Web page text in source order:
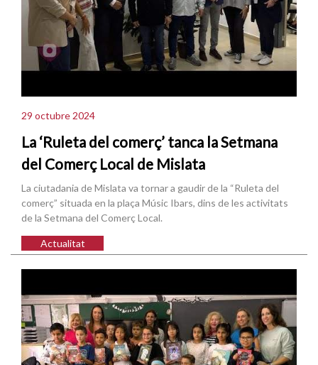
29 octubre 2024
La ‘Ruleta del comerç’ tanca la Setmana
del Comerç Local de Mislata
La ciutadania de Mislata va tornar a gaudir de la “Ruleta del
comerç” situada en la plaça Músic Ibars, dins de les activitats
de la Setmana del Comerç Local.
Actualitat